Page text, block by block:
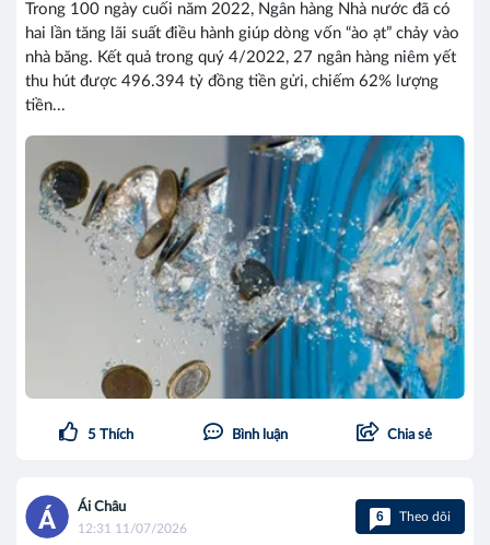
Trong 100 ngày cuối năm 2022, Ngân hàng Nhà nước đã có
hai lần tăng lãi suất điều hành giúp dòng vốn “ào ạt” chảy vào
nhà băng. Kết quả trong quý 4/2022, 27 ngân hàng niêm yết
thu hút được 496.394 tỷ đồng tiền gửi, chiếm 62% lượng
tiền...
5 Thích Bình luận Chia sẻ
Ái Châu
12:31 11/07/2026
6 Theo dõi